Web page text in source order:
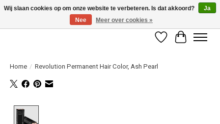
LET OP! ALLEEN BESCHIKBAAR VOOR GEVERIFIEERDE PROFESSIONALS
Verlanglijst
Home / Revolution Permanent Hair Color, Ash Pearl
Wij slaan cookies op om onze website te verbeteren. Is dat akkoord?
Ja
Nee
Meer over cookies »